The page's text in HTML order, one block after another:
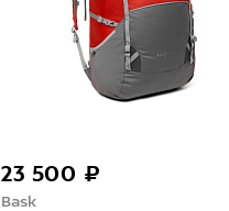
23 500 ₽
Bask